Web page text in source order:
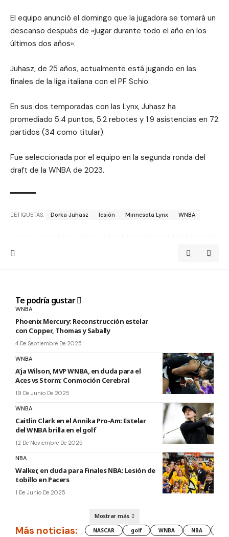
El equipo anunció el domingo que la jugadora se tomará un
descanso después de «jugar durante todo el año en los
últimos dos años».
Juhasz, de 25 años, actualmente está jugando en las
finales de la liga italiana con el PF Schio.
En sus dos temporadas con las Lynx, Juhasz ha
promediado 5.4 puntos, 5.2 rebotes y 1.9 asistencias en 72
partidos (34 como titular).
Fue seleccionada por el equipo en la segunda ronda del
draft de la WNBA de 2023.
ETIQUETAS: Dorka Juhasz lesión Minnesota Lynx WNBA
Te podría gustar
WNBA
Phoenix Mercury: Reconstrucción estelar
con Copper, Thomas y Sabally
4 De Septiembre De 2025
WNBA
A’ja Wilson, MVP WNBA, en duda para el
Aces vs Storm: Conmoción Cerebral
19 De Junio De 2025
WNBA
Caitlin Clark en el Annika Pro-Am: Estelar
del WNBA brilla en el golf
12 De Noviembre De 2025
NBA
Walker, en duda para Finales NBA: Lesión de
tobillo en Pacers
1 De Junio De 2025
Mostrar más
Más noticias: NASCAR golf WNBA NBA